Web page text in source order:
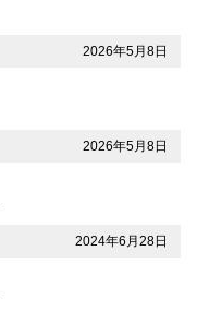
2026年5月8日
2026年5月8日
2024年6月28日